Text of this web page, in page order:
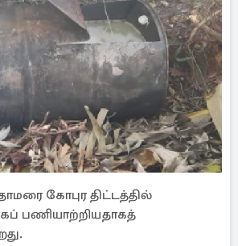
கோபுர திட்டத்தில்
பணியாற்றியதாகத்